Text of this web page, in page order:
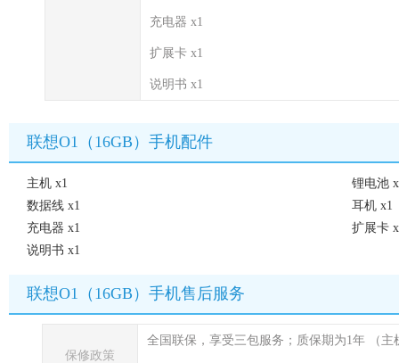
充电器 x1
扩展卡 x1
说明书 x1
联想O1（16GB）手机配件
主机 x1
锂电池
数据线 x1
耳机 x1
充电器 x1
扩展卡
说明书 x1
联想O1（16GB）手机售后服务
保修政策
全国联保，享受三包服务；质保期为1年 （